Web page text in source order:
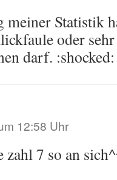
Statistik
oder
darf. :shocked:
12:58 Uhr
zahl 7 so an